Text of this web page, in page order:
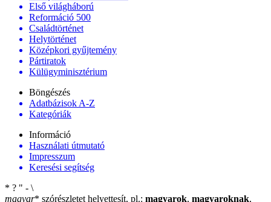
Első világháború
Reformáció 500
Családtörténet
Helytörténet
Középkori gyűjtemény
Pártiratok
Külügyminisztérium
Böngészés
Adatbázisok A-Z
Kategóriák
Információ
Használati útmutató
Impresszum
Keresési segítség
* ? " - \
magyar* szórészletet helyettesít, pl.: magyarok, magyaroknak,